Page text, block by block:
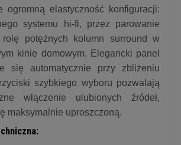
ogromną elastyczność konfiguracji:
systemu hi-fi, przez parowanie
potężnych kolumn surround w
kinie domowym. Elegancki panel
się automatycznie przy zbliżeniu
szybkiego wyboru pozwalają
włączenie ulubionych źródeł,
maksymalnie uproszczoną.